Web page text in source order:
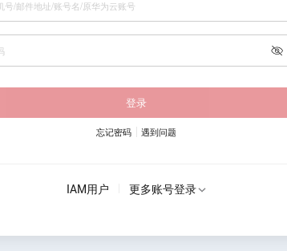
登录
忘记密码 遇到问题
IAM用户 更多账号登录